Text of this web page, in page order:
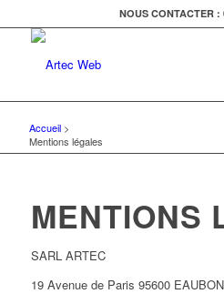
NOUS CONTACTER :
Accueil>
Mentions légales
MENTIONS
SARL ARTEC
19 Avenue de Paris 95600